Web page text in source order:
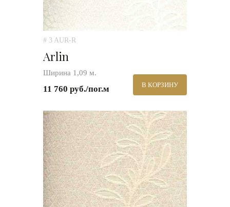
# 3 AUR-R
Arlin
Ширина 1,09 м.
11 760 руб./пог.м В КОРЗИНУ